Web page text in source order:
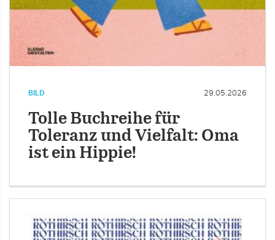
BILD 29.05.2026
Tolle Buchreihe für
Toleranz und Vielfalt: Oma
ist ein Hippie!